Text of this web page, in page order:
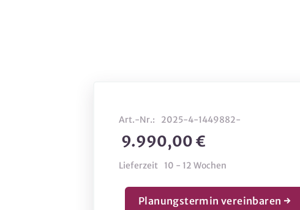
Art.-Nr.: 2025-4-1449882-
9.990,00 €
Lieferzeit 10 - 12 Wochen
Planungstermin vereinbaren →